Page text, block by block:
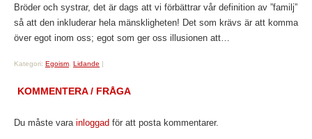
Bröder och systrar, det är dags att vi förbättrar vår definition av ”familj”
så att den inkluderar hela mänskligheten! Det som krävs är att komma
över egot inom oss; egot som ger oss illusionen att…
Kategori: Egoism Lidande |
KOMMENTERA / FRÅGA
Du måste vara inloggad för att posta kommentarer.